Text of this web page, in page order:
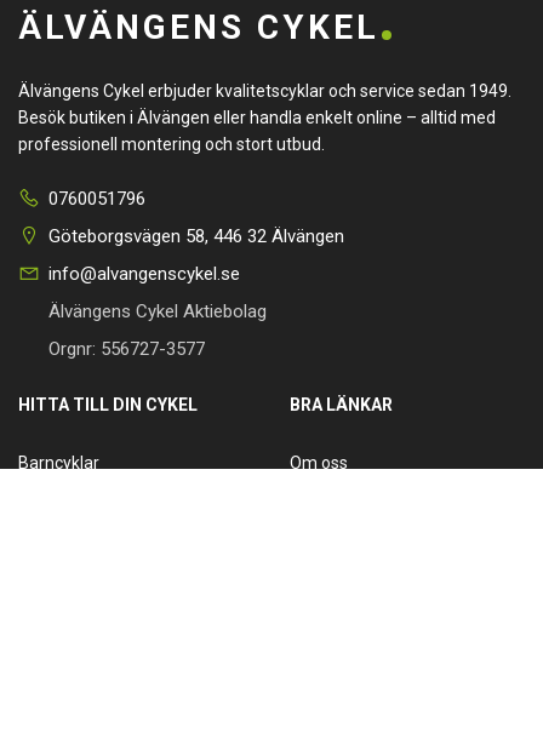
ÄLVÄNGENS CYKEL
Älvängens Cykel erbjuder kvalitetscyklar och service sedan 1949.
Besök butiken i Älvängen eller handla enkelt online – alltid med
professionell montering och stort utbud.
0760051796
Göteborgsvägen 58, 446 32 Älvängen
info@alvangenscykel.se
Älvängens Cykel Aktiebolag
Orgnr: 556727-3577
HITTA TILL DIN CYKEL
Barncyklar
BRA LÄNKAR
Om oss